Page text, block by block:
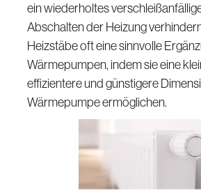
ein wiederholtes
Abschalten der Heizung
Heizstäbe oft eine sinnvolle
Wärmepumpen, indem sie eine
effizientere und günstigere
Wärmepumpe ermöglichen.